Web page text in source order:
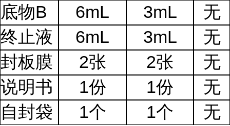
底物B
6mL 3mL
无
终止液
6mL 3mL
无
封板膜
2张 2张
无
说明书
1份 1份
无
自封袋
1个 1个
无